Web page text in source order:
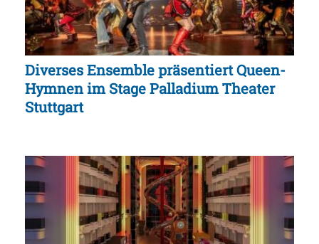
Diverses Ensemble präsentiert Queen-
Hymnen im Stage Palladium Theater
Stuttgart